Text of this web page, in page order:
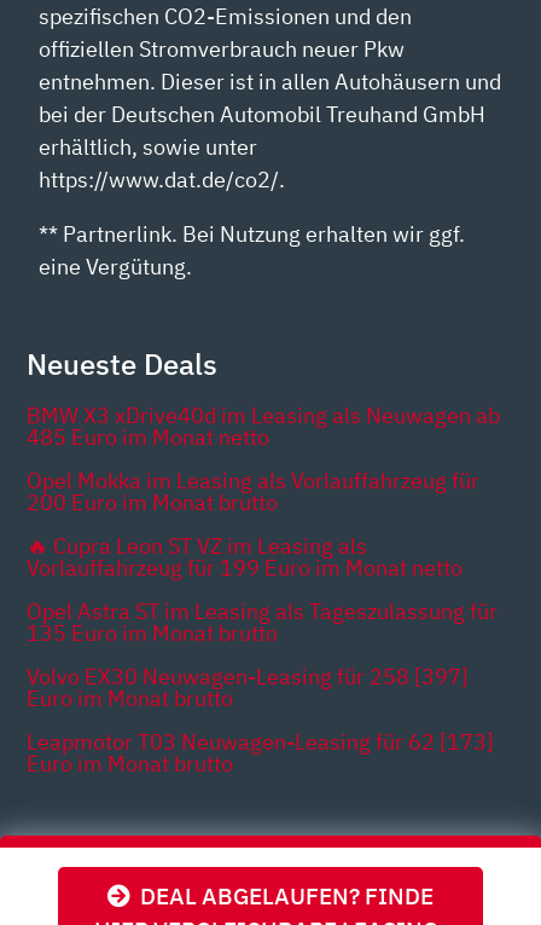
DEAL ABGELAUFEN? FINDE
spezifischen CO2-Emissionen und den
offiziellen Stromverbrauch neuer Pkw
entnehmen. Dieser ist in allen Autohäusern und
bei der Deutschen Automobil Treuhand GmbH
erhältlich, sowie unter
https://www.dat.de/co2/.
** Partnerlink. Bei Nutzung erhalten wir ggf.
eine Vergütung.
Neueste Deals
BMW X3 xDrive40d im Leasing als Neuwagen ab
485 Euro im Monat netto
Opel Mokka im Leasing als Vorlauffahrzeug für
200 Euro im Monat brutto
🔥 Cupra Leon ST VZ im Leasing als
Vorlauffahrzeug für 199 Euro im Monat netto
Opel Astra ST im Leasing als Tageszulassung für
135 Euro im Monat brutto
Volvo EX30 Neuwagen-Leasing für 258 [397]
Euro im Monat brutto
Leapmotor T03 Neuwagen-Leasing für 62 [173]
Euro im Monat brutto